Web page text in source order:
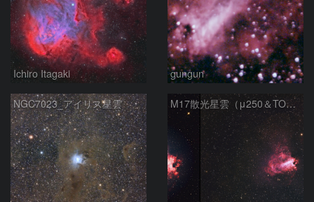
Ichiro Itagaki gungun
NGC7023_アイリス星雲 M17散光星雲（μ250＆TOA130）